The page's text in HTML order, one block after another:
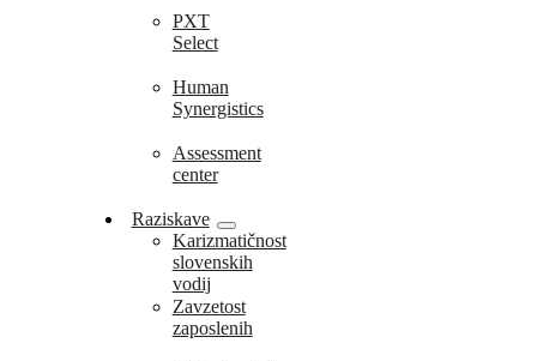
PXT
Select
Human
Synergistics
Assessment
center
Raziskave
Karizmatičnost
slovenskih
vodij
Zavzetost
zaposlenih